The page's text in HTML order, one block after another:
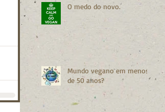
O medo do novo.
Mundo vegano em menos
de 50 anos?